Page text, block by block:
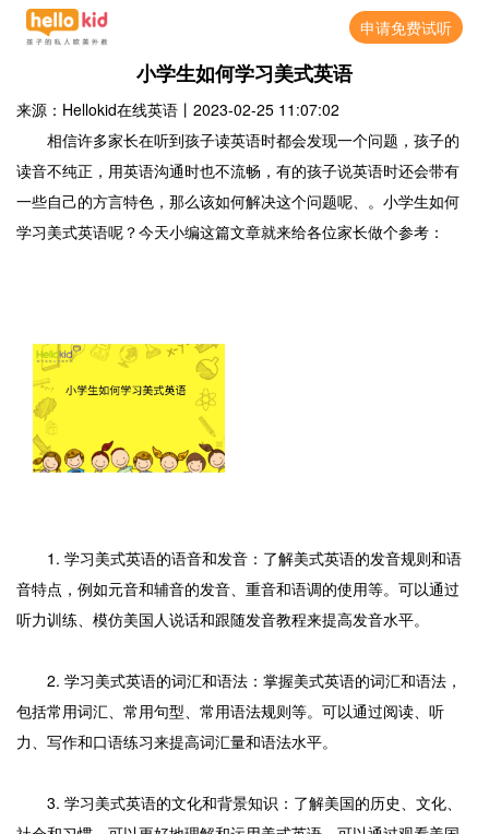
申请免费试听
小学生如何学习美式英语
来源：Hellokid在线英语 丨 2023-02-25 11:07:02
相信许多家长在听到孩子读英语时都会发现一个问题，孩子的
读音不纯正，用英语沟通时也不流畅，有的孩子说英语时还会带有
一些自己的方言特色，那么该如何解决这个问题呢、。小学生如何
学习美式英语呢？今天小编这篇文章就来给各位家长做个参考：
1. 学习美式英语的语音和发音：了解美式英语的发音规则和语
音特点，例如元音和辅音的发音、重音和语调的使用等。可以通过
听力训练、模仿美国人说话和跟随发音教程来提高发音水平。
2. 学习美式英语的词汇和语法：掌握美式英语的词汇和语法，
包括常用词汇、常用句型、常用语法规则等。可以通过阅读、听
力、写作和口语练习来提高词汇量和语法水平。
3. 学习美式英语的文化和背景知识：了解美国的历史、文化、